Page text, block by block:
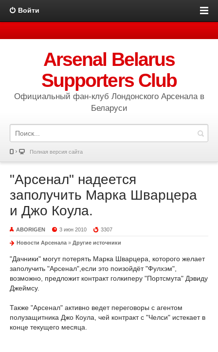
Войти
Arsenal Belarus
Supporters Club
Официальный фан-клуб Лондонского Арсенала в
Беларуси
Полная версия сайта
"Арсенал" надеется
заполучить Марка Шварцера
и Джо Коула.
ABORIGEN 3 июн 2010 3307
Новости Арсенала » Другие источники
"Дачники" могут потерять Марка Шварцера, которого желает
заполучить "Арсенал",если это поизойдёт "Фулхэм",
возможно, предложит контракт голкиперу "Портсмута" Дэвиду
Джеймсу.
Также "Арсенал" активно ведет переговоры с агентом
полузащитника Джо Коула, чей контракт с "Челси" истекает в
конце текущего месяца.